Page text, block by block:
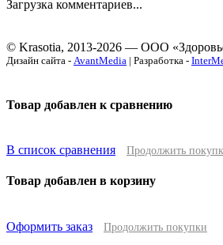
Загрузка комментариев...
© Krasotia, 2013-2026 — ООО
Дизайн сайта - AvantMedia | Разработка -
Товар добавлен к сравнению
В список сравнения Продолжить
Товар добавлен в корзину
Оформить заказ Продолжить покупки